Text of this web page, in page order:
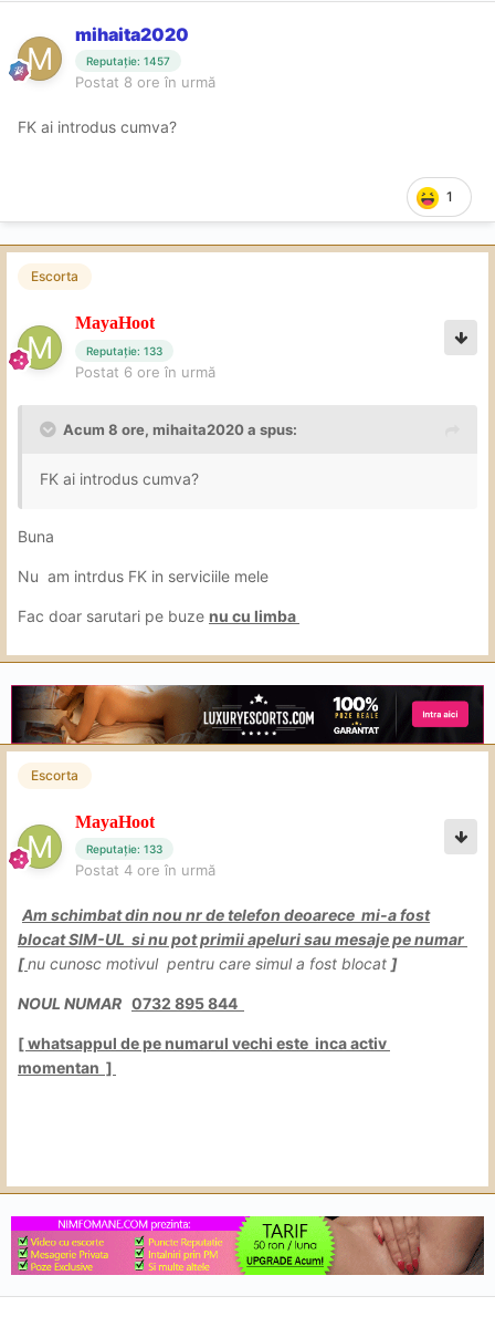
mihaita2020
Reputație: 1457
Postat 8 ore în urmă
FK ai introdus cumva?
1
Escorta
MayaHoot
Reputație: 133
Postat 6 ore în urmă
Acum 8 ore, mihaita2020a spus:
FK ai introdus cumva?
Buna
Nu am intrdus FK in serviciile mele
Fac doar sarutari pe buze nu cu limba
Escorta
MayaHoot
Reputație: 133
Postat 4 ore în urmă
Am schimbat din nou nr de telefon deoarece mi-a fost
blocat SIM-UL si nu pot primii apeluri sau mesaje pe numar
[nu cunosc motivul pentru care simul a fost blocat ]
NOUL NUMAR 0732 895 844
[ whatsappul de pe numarul vechi este inca activ
momentan ]